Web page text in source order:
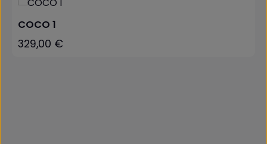
COCO 1
Regulärer Preis:
329,00 €